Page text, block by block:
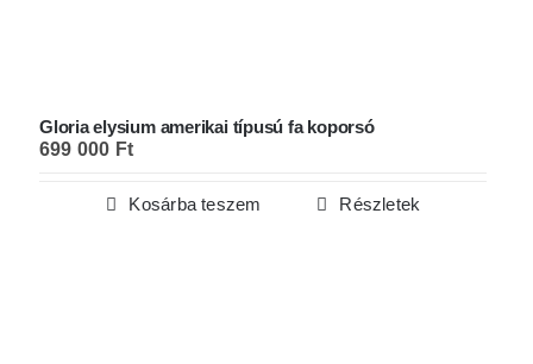
Gloria elysium amerikai típusú fa koporsó
699 000 Ft
Kosárba teszem Részletek